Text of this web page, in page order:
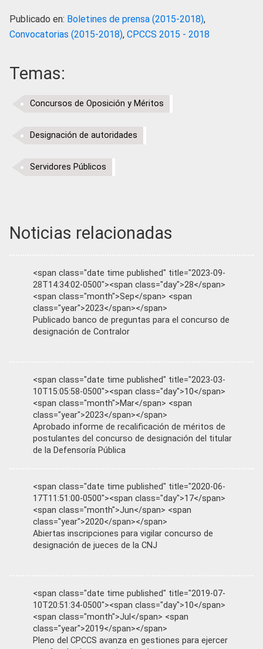
Publicado en: Boletines de prensa (2015-2018),
Convocatorias (2015-2018), CPCCS 2015 - 2018
Temas:
Concursos de Oposición y Méritos
Designación de autoridades
Servidores Públicos
Noticias relacionadas
<span class="date time published" title="2023-09-
28T14:34:02-0500"><span class="day">28</span>
<span class="month">Sep</span> <span
class="year">2023</span></span>
Publicado banco de preguntas para el concurso de
designación de Contralor
<span class="date time published" title="2023-03-
10T15:05:58-0500"><span class="day">10</span>
<span class="month">Mar</span> <span
class="year">2023</span></span>
Aprobado informe de recalificación de méritos de
postulantes del concurso de designación del titular
de la Defensoría Pública
<span class="date time published" title="2020-06-
17T11:51:00-0500"><span class="day">17</span>
<span class="month">Jun</span> <span
class="year">2020</span></span>
Abiertas inscripciones para vigilar concurso de
designación de jueces de la CNJ
<span class="date time published" title="2019-07-
10T20:51:34-0500"><span class="day">10</span>
<span class="month">Jul</span> <span
class="year">2019</span></span>
Pleno del CPCCS avanza en gestiones para ejercer